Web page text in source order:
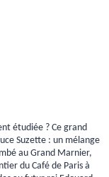
étudiée ? Ce grand
Suzette : un mélange
au Grand Marnier,
du Café de Paris à